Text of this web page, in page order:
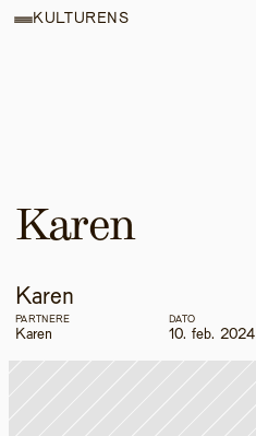
Karen
Karen
PARTNERE
Karen
DATO
10. feb. 2024
KULTURENS